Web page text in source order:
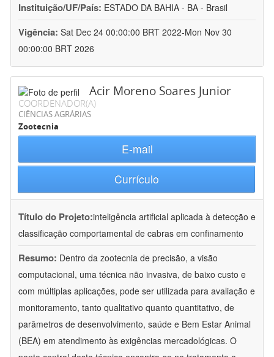
Instituição/UF/País: ESTADO DA BAHIA - BA - Brasil
Vigência: Sat Dec 24 00:00:00 BRT 2022-Mon Nov 30
00:00:00 BRT 2026
Acir Moreno Soares Junior
COORDENADOR(A)
CIÊNCIAS AGRÁRIAS
Zootecnia
E-mail
Currículo
Título do Projeto:inteligência artificial aplicada à detecção e
classificação comportamental de cabras em confinamento
Resumo: Dentro da zootecnia de precisão, a visão
computacional, uma técnica não invasiva, de baixo custo e
com múltiplas aplicações, pode ser utilizada para avaliação e
monitoramento, tanto qualitativo quanto quantitativo, de
parâmetros de desenvolvimento, saúde e Bem Estar Animal
(BEA) em atendimento às exigências mercadológicas. O